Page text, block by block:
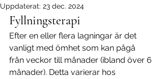
Uppdaterat: 23 dec. 2024
Fyllningsterapi
Efter en eller flera lagningar är det
vanligt med ömhet som kan pågå
från veckor till månader (ibland över 6
månader). Detta varierar hos